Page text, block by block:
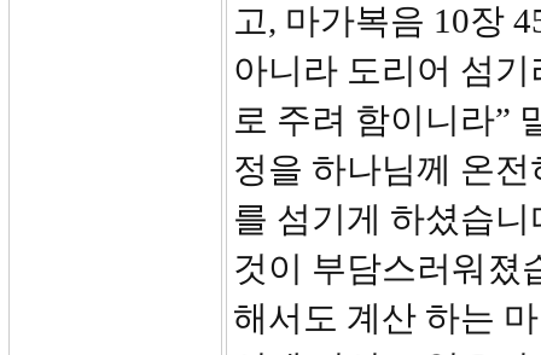
고, 마가복음 10장
아니라 도리어 섬
로 주려 함이니라”
정을 하나님께 온
를 섬기게 하셨습
것이 부담스러워졌
해서도 계산 하는